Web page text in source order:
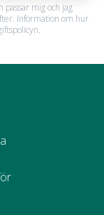
passar mig och jag
Information om hur